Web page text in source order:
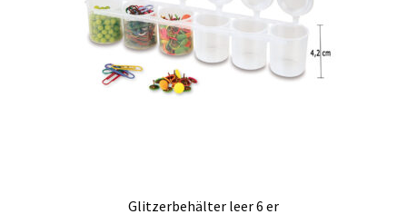
Produktinfos
Versandbedingungen
Widerrufsbelehrung / Muster-Widerrufsformular
Glitzerbehälter leer 6 er